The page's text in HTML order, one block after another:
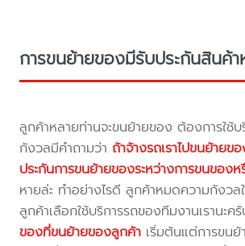
การขนย้ายของมีรับประกันสินค้
ลูกค้าหลายท่านจะขนย้ายของ ต้องการใช้บ
กังวลมีคำถามว่า ถ้าจ้างรถเราไปขนย้ายข
ประกันการขนย้ายของระหว่างการขนของห
หายล่ะ ทำอย่างไรดี ลูกค้าหมดความกังวล
ลูกค้าเลือกใช้บริการรถของทีมงานเรานะค
ของที่ขนย้ายของลูกค้า เริ่มต้นแต่การขน